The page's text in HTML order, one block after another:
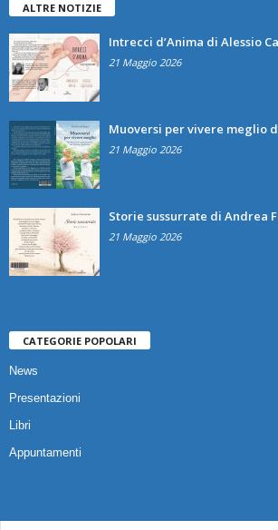
ALTRE NOTIZIE
Intrecci d’Anima di Alessio
21 Maggio 2026
Muoversi per vivere meglio
21 Maggio 2026
Storie sussurrate di Andrea
21 Maggio 2026
CATEGORIE POPOLARI
News
Presentazioni
Libri
Appuntamenti